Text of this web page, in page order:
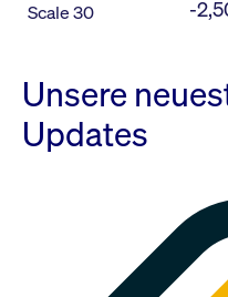
Scale 30 -
Unsere
Updates